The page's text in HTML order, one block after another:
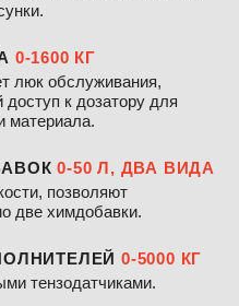
0-1600 КГ
люк обслуживания,
к дозатору для
материала.
0-50 Л, ДВА ВИДА
позволяют
две химдобавки.
0-5000 КГ
тензодатчиками.